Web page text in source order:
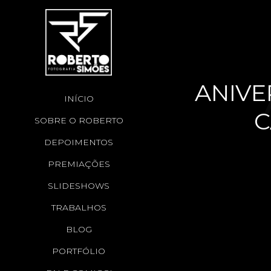
INÍCIO
SOBRE O ROBERTO
DEPOIMENTOS
PREMIAÇÕES
SLIDESHOWS
TRABALHOS
BLOG
PORTFÓLIO